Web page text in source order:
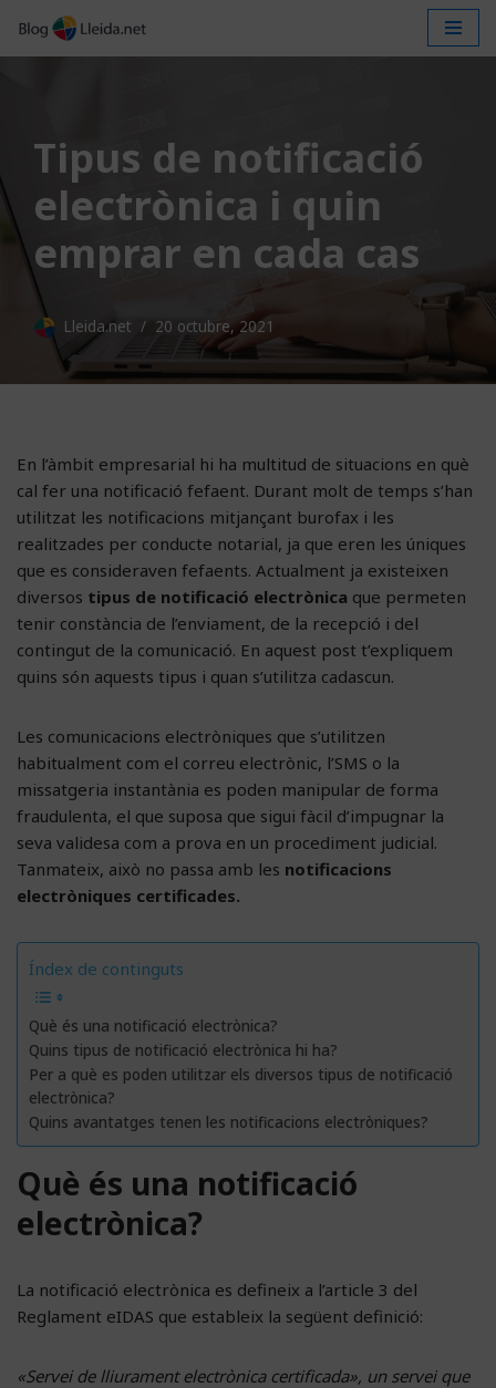
Vés
Tipus de notificació
electrònica i quin
emprar en cada cas
Lleida.net 20 octubre, 2021
En l’àmbit empresarial hi ha multitud de situacions en què
cal fer una notificació fefaent. Durant molt de temps s’han
utilitzat les notificacions mitjançant burofax i les
realitzades per conducte notarial, ja que eren les úniques
que es consideraven fefaents. Actualment ja existeixen
diversos tipus de notificació electrònica que permeten
tenir constància de l’enviament, de la recepció i del
contingut de la comunicació. En aquest post t’expliquem
quins són aquests tipus i quan s’utilitza cadascun.
Les comunicacions electròniques que s’utilitzen
habitualment com el correu electrònic, l’SMS o la
missatgeria instantània es poden manipular de forma
fraudulenta, el que suposa que sigui fàcil d’impugnar la
seva validesa com a prova en un procediment judicial.
Tanmateix, això no passa amb les notificacions
electròniques certificades.
Índex de continguts
Què és una notificació electrònica?
Quins tipus de notificació electrònica hi ha?
Per a què es poden utilitzar els diversos tipus de notificació
electrònica?
Quins avantatges tenen les notificacions electròniques?
Què és una notificació
electrònica?
La notificació electrònica es defineix a l’article 3 del
Reglament eIDAS que estableix la següent definició:
«Servei de lliurament electrònica certificada», un servei que